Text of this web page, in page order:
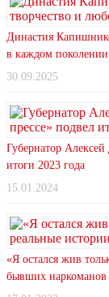
Династия
в каждом поколении
30.09.2025
Губернатор
итоги 2023 года
15.01.2024
«Я остался жив
бывших наркоманов